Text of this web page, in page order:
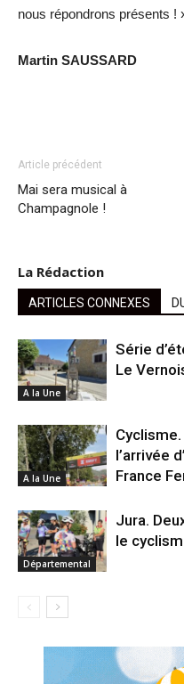
nous répondrons présents !
Martin SAUSSARD
Article précédent
Mai sera musical à
Champagnole !
La Rédaction
ARTICLES CONNEXES
A la Une
Série
Le
A la Une
l’arrivée
France
Départemental
Jura.
le